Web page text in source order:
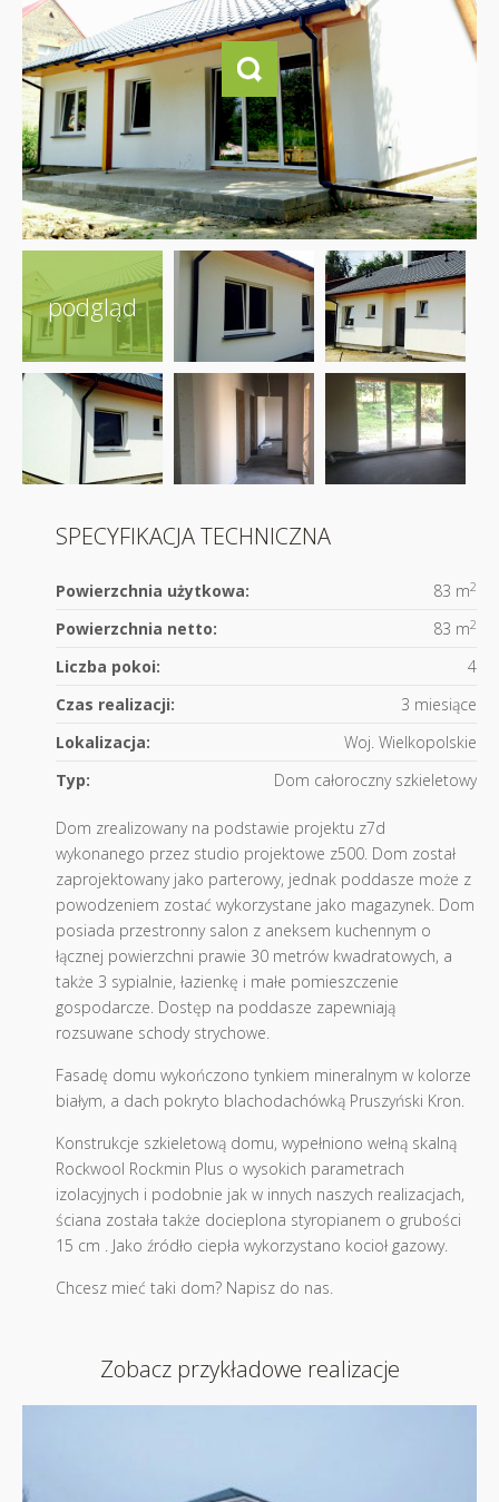
SPECYFIKACJA TECHNICZNA
Powierzchnia użytkowa: 83 m2
Powierzchnia netto: 83 m2
Liczba pokoi:
4
Czas realizacji:
3 miesiące
Lokalizacja:
Woj. Wielkopolskie
Typ:
Dom całoroczny szkieletowy
Dom zrealizowany na podstawie projektu z7d
wykonanego przez studio projektowe z500. Dom został
zaprojektowany jako parterowy, jednak poddasze może z
powodzeniem zostać wykorzystane jako magazynek. Dom
posiada przestronny salon z aneksem kuchennym o
łącznej powierzchni prawie 30 metrów kwadratowych, a
także 3 sypialnie, łazienkę i małe pomieszczenie
gospodarcze. Dostęp na poddasze zapewniają
rozsuwane schody strychowe.
Fasadę domu wykończono tynkiem mineralnym w kolorze
białym, a dach pokryto blachodachówką Pruszyński Kron.
Konstrukcje szkieletową domu, wypełniono wełną skalną
Rockwool Rockmin Plus o wysokich parametrach
izolacyjnych i podobnie jak w innych naszych realizacjach,
ściana została także docieplona styropianem o grubości
15 cm . Jako źródło ciepła wykorzystano kocioł gazowy.
Chcesz mieć taki dom? Napisz do nas.
Zobacz przykładowe realizacje